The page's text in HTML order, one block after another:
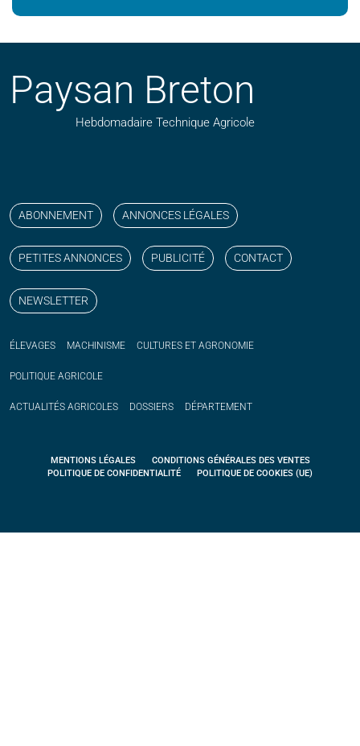
Paysan Breton
Hebdomadaire Technique Agricole
ABONNEMENT ANNONCES LÉGALES
PETITES ANNONCES PUBLICITÉ CONTACT
NEWSLETTER
ÉLEVAGES MACHINISME CULTURES ET AGRONOMIE
POLITIQUE AGRICOLE
ACTUALITÉS AGRICOLES DOSSIERS DÉPARTEMENT
MENTIONS LÉGALES
CONDITIONS GÉNÉRALES DES VENTES
POLITIQUE DE CONFIDENTIALITÉ
POLITIQUE DE COOKIES (UE)